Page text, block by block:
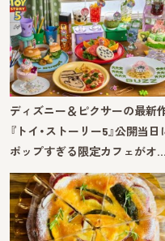
ディズニー＆ピクサーの最新
『トイ・ストーリー5』公開当日
ポップすぎる限定カフェがオ…